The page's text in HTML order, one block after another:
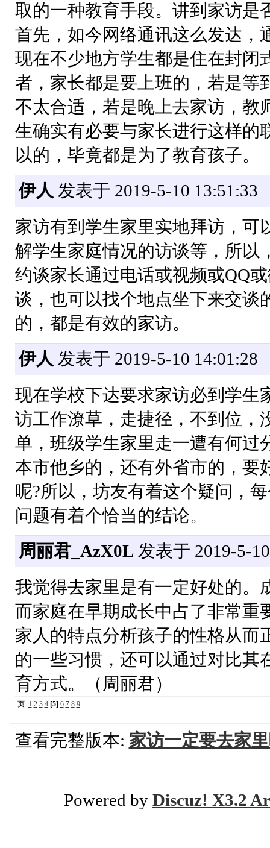
取的一种教育手段。讲到家访是
首先，如今网络通讯这么发达，
现在不少地方学生都是住在封闭
者，家长都是要上班的，若是等
不太合适，若是晚上去家访，教
生确实有必要与家长进行这样的
以的，毕竟都是为了教育孩子。
伊人 发表于 2019-5-10 13:51:33
家访有到学生家里实地拜访，可
解学生家庭情况的访谈等，所以
约谈家长通过电话或视频或QQ
谈，也可以找个地点坐下来交谈
的，都是有效的家访。
伊人 发表于 2019-5-10 14:01:28
现在学校下达要求家访必到学生
访工作潦草，走捷径，不到位，
单，班级学生家里走一遭有何过
本市他乡的，还有外省市的，要
呢?所以，坊友有着这个疑问，
问题有着个恰当的结论。
周丽君_AzX0L 发表于 2019-5-
我觉得去家里是有一定好处的。
而家庭在早期成长中占了非常重
家人的特点分析孩子的性格从而
的一些习惯，还可以通过对比其
育方式。（周丽君）
页: 1 2 3 4 [5] 6 7 8 9
查看完整版本: 家访一定要去家
Powered by Discuz! X3.2